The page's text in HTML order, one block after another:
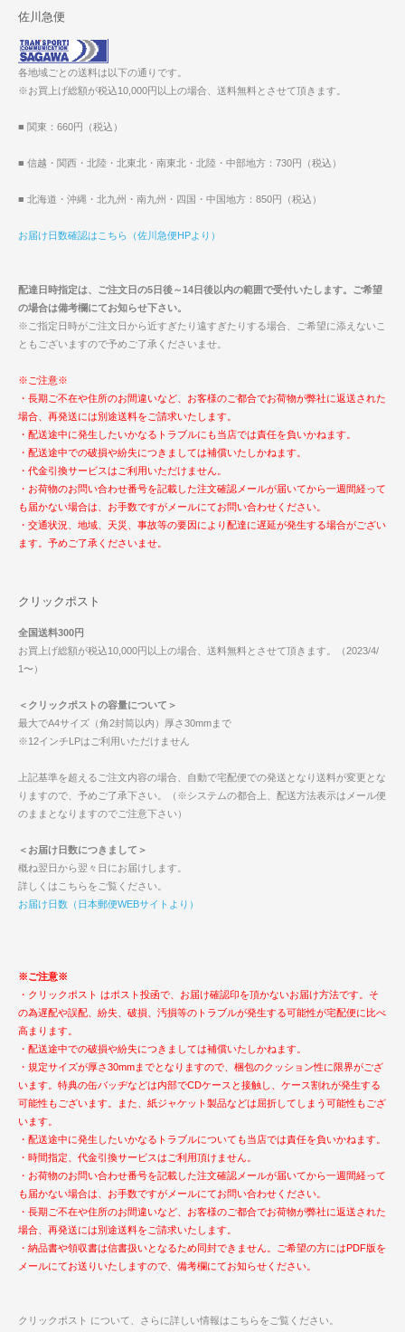
佐川急便
各地域ごとの送料は以下の通りです。
※お買上げ総額が税込10,000円以上の場合、送料無料とさせて頂きます。
■ 関東：660円（税込）
■ 信越・関西・北陸・北東北・南東北・北陸・中部地方：730円（税込）
■ 北海道・沖縄・北九州・南九州・四国・中国地方：850円（税込）
お届け日数確認はこちら（佐川急便HPより）
配達日時指定は、ご注文日の5日後～14日後以内の範囲で受付いたします。ご希望
の場合は備考欄にてお知らせ下さい。
※ご指定日時がご注文日から近すぎたり遠すぎたりする場合、ご希望に添えないこ
ともございますので予めご了承くださいませ。
※ご注意※
・長期ご不在や住所のお間違いなど、お客様のご都合でお荷物が弊社に返送された
場合、再発送には別途送料をご請求いたします。
・配送途中に発生したいかなるトラブルにも当店では責任を負いかねます。
・配送途中での破損や紛失につきましては補償いたしかねます。
・代金引換サービスはご利用いただけません。
・お荷物のお問い合わせ番号を記載した注文確認メールが届いてから一週間経って
も届かない場合は、お手数ですがメールにてお問い合わせください。
・交通状況、地域、天災、事故等の要因により配達に遅延が発生する場合がござい
ます。予めご了承くださいませ。
クリックポスト
全国送料300円
お買上げ総額が税込10,000円以上の場合、送料無料とさせて頂きます。（2023/4/
1〜）
＜クリックポストの容量について＞
最大でA4サイズ（角2封筒以内）厚さ30mmまで
※12インチLPはご利用いただけません
上記基準を超えるご注文内容の場合、自動で宅配便での発送となり送料が変更とな
りますので、予めご了承下さい。（※システムの都合上、配送方法表示はメール便
のままとなりますのでご注意下さい）
＜お届け日数につきまして＞
概ね翌日から翌々日にお届けします。
詳しくはこちらをご覧ください。
お届け日数（日本郵便WEBサイトより）
※ご注意※
・クリックポスト はポスト投函で、お届け確認印を頂かないお届け方法です。そ
の為遅配や誤配、紛失、破損、汚損等のトラブルが発生する可能性が宅配便に比べ
高まります。
・配送途中での破損や紛失につきましては補償いたしかねます。
・規定サイズが厚さ30mmまでとなりますので、梱包のクッション性に限界がござ
います。特典の缶バッヂなどは内部でCDケースと接触し、ケース割れが発生する
可能性もございます。また、紙ジャケット製品などは屈折してしまう可能性もござ
います。
・配送途中に発生したいかなるトラブルについても当店では責任を負いかねます。
・時間指定、代金引換サービスはご利用頂けません。
・お荷物のお問い合わせ番号を記載した注文確認メールが届いてから一週間経って
も届かない場合は、お手数ですがメールにてお問い合わせください。
・長期ご不在や住所のお間違いなど、お客様のご都合でお荷物が弊社に返送された
場合、再発送には別途送料をご請求いたします。
・納品書や領収書は信書扱いとなるため同封できません。ご希望の方にはPDF版を
メールにてお送りいたしますので、備考欄にてお知らせください。
クリックポスト について、さらに詳しい情報はこちらをご覧ください。